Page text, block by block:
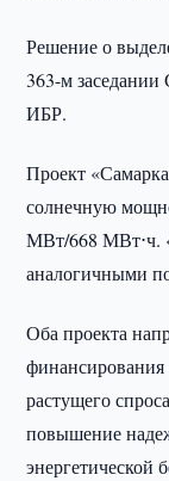
Решение о
363-м заседании
ИБР.
Проект
солнечную
МВт/668 МВт⋅ч.
аналогичными
Оба проекта
финансирования
растущего
повышение
энергетической